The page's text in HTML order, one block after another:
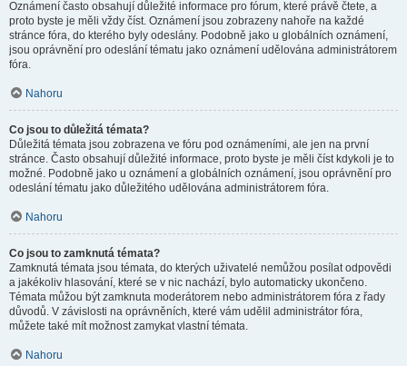
Oznámení často obsahují důležité informace pro fórum, které právě čtete, a
proto byste je měli vždy číst. Oznámení jsou zobrazeny nahoře na každé
stránce fóra, do kterého byly odeslány. Podobně jako u globálních oznámení,
jsou oprávnění pro odeslání tématu jako oznámení udělována administrátorem
fóra.
Nahoru
Co jsou to důležitá témata?
Důležitá témata jsou zobrazena ve fóru pod oznámeními, ale jen na první
stránce. Často obsahují důležité informace, proto byste je měli číst kdykoli je to
možné. Podobně jako u oznámení a globálních oznámení, jsou oprávnění pro
odeslání tématu jako důležitého udělována administrátorem fóra.
Nahoru
Co jsou to zamknutá témata?
Zamknutá témata jsou témata, do kterých uživatelé nemůžou posílat odpovědi
a jakékoliv hlasování, které se v nic nachází, bylo automaticky ukončeno.
Témata můžou být zamknuta moderátorem nebo administrátorem fóra z řady
důvodů. V závislosti na oprávněních, které vám udělil administrátor fóra,
můžete také mít možnost zamykat vlastní témata.
Nahoru